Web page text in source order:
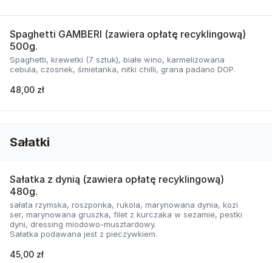
Spaghetti GAMBERI (zawiera opłatę recyklingową)
500g.
Spaghetti, krewetki (7 sztuk), białe wino, karmelizowana
cebula, czosnek, śmietanka, nitki chilli, grana padano DOP.
48,00 zł
Sałatki
Sałatka z dynią (zawiera opłatę recyklingową)
480g.
sałata rzymska, roszponka, rukola, marynowana dynia, kozi
ser, marynowana gruszka, filet z kurczaka w sezamie, pestki
dyni, dressing miodowo-musztardowy.
Sałatka podawana jest z pieczywkiem.
45,00 zł